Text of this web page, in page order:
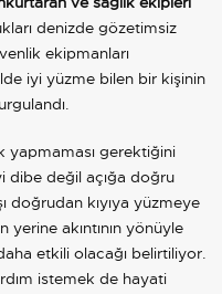
denizde gözetimsiz
ekipmanları
iyi yüzme bilen bir kişinin
yapmaması gerektiğini
dibe değil açığa doğru
doğrudan kıyıya yüzmeye
yerine akıntının yönüyle
etkili olacağı belirtiliyor.
istemek de hayati